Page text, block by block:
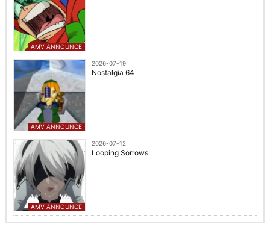
AMV ANNOUNCE
AMV ANNOUNCE
2026-07-19
Nostalgia 64
AMV ANNOUNCE
2026-07-12
Looping Sorrows